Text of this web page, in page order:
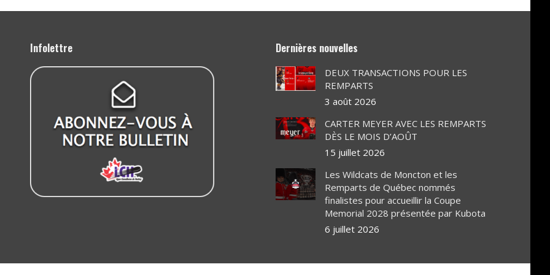
Infolettre Dernières nouvelles
DEUX TRANSACTIONS POUR LES
REMPARTS
3 août 2026
CARTER MEYER AVEC LES REMPARTS
DÈS LE MOIS D’AOÛT
15 juillet 2026
Les Wildcats de Moncton et les
Remparts de Québec nommés
finalistes pour accueillir la Coupe
Memorial 2028 présentée par Kubota
6 juillet 2026